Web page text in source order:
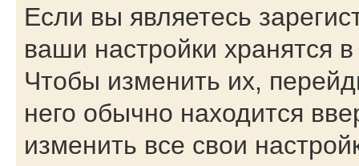
Если вы являетесь
ваши настройки хранятся
Чтобы изменить их,
него обычно находится
изменить все свои